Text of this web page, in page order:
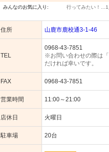
みんなのお気に入り: 行ってみたい！… 1
住所 山鹿市鹿校通3-1-46
TEL
0968-43-7851
※お問い合わせの際は
だければ幸いです。
FAX 0968-43-7851
営業時間 11:00～21:00
店休日 火曜日
駐車場 20台